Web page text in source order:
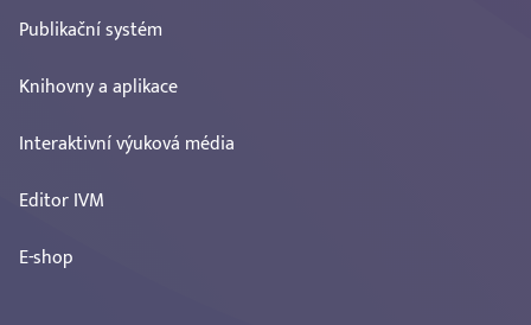
Publikační systém
Knihovny a aplikace
Interaktivní výuková média
Editor IVM
E-shop